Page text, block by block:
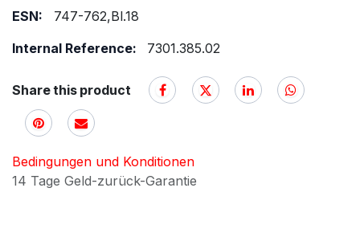
ESN:
747-762,Bl.18
Internal Reference:
7301.385.02
Share this product
Bedingungen und Konditionen
14 Tage Geld-zurück-Garantie